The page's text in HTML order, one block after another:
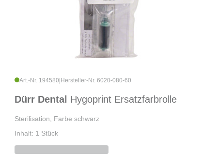
Art.-Nr. 194580 Hersteller-Nr. 6020-080-60
Dürr Dental Hygoprint Ersatzfarbrolle
Sterilisation, Farbe schwarz
Inhalt: 1 Stück